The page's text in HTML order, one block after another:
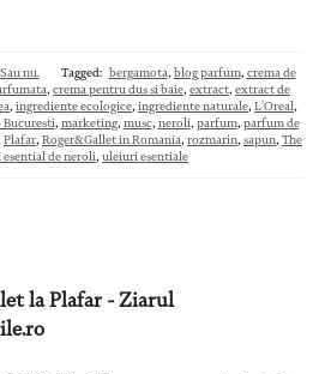
nu. Tagged: bergamota, blog parfum, crema de
, crema pentru dus si baie, extract, extract de
, ingrediente ecologice, ingrediente naturale, L'Oreal ,
Bucuresti, marketing, musc, neroli, parfum, parfum de
Plafar, Roger&Gallet in Romania, rozmarin, sapun, The
esential de neroli, uleiuri esentiale
la Plafar - Ziarul